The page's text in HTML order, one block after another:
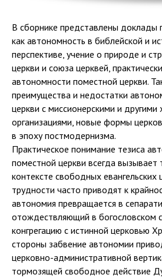
В сборнике представлены доклады
как автономность в библейской и
перспективе, учение о природе и
церкви и союза церквей,
автономности поместной церкви.
преимущества и недостатки
церкви с миссионерскими и другими
организациями, новые формы
в эпоху постмодернизма.
Практическое понимание тезиса
поместной церкви всегда вызывает
контексте свободных евангельских
трудности часто приводят к
автономия превращается в
отождествляющий в богословском
конгрегацию с истинной церковью
стороны забвение автономии
церковно-административной
тормозящей свободное действие